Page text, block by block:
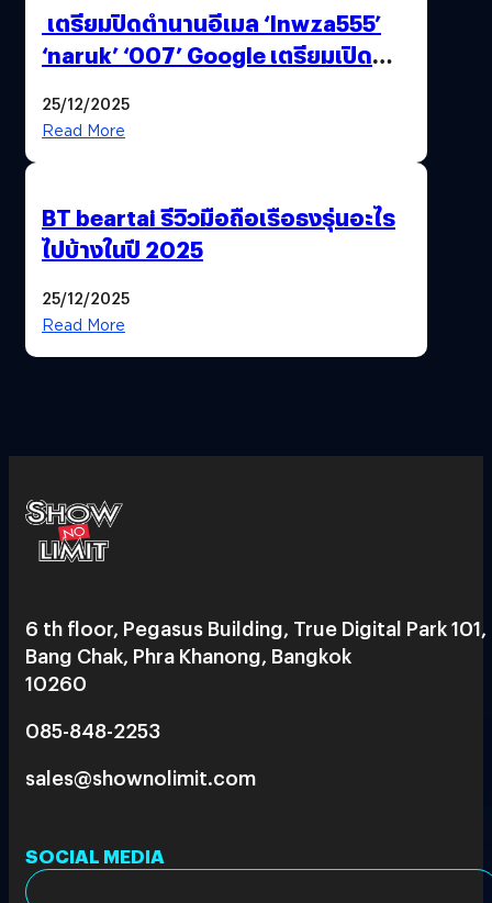
เตรียมปิดตำนานอีเมล ‘lnwza555’
‘naruk’ ‘007’ Google เตรียมเปิด
25/12/2025
Read More
BT beartai รีวิวมือถือเรือธงรุ่นอะไร
ไปบ้างในปี 2025
25/12/2025
Read More
6 th floor, Pegasus Building, True Digital Park 101,
Bang Chak, Phra Khanong, Bangkok
10260
085-848-2253
sales@shownolimit.com
SOCIAL MEDIA